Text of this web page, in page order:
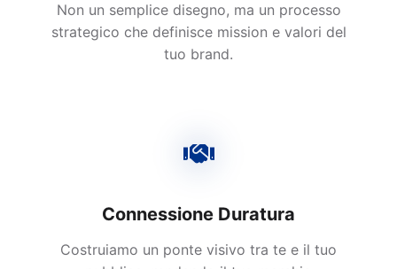
Non un semplice disegno, ma un processo
strategico che definisce mission e valori del
tuo brand.
Connessione Duratura
Costruiamo un ponte visivo tra te e il tuo